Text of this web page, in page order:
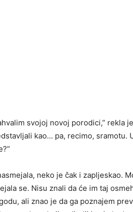
svojoj novoj porodici,” rekla
kao… pa, recimo, sramotu.
neko je čak i zapljeskao.
se. Nisu znali da će im taj
ali znao je da ga poznajem